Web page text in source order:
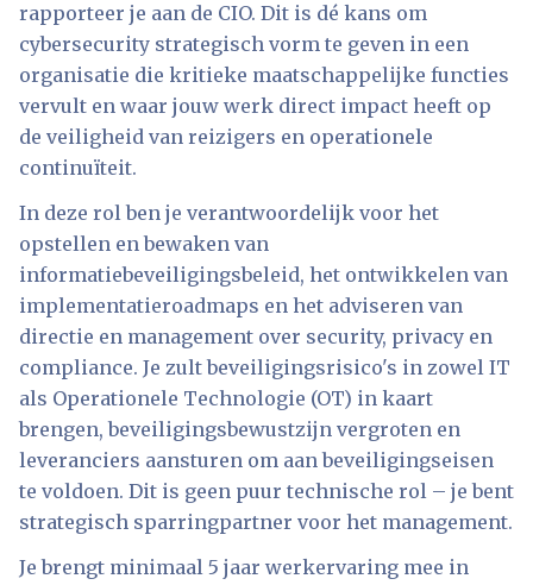
rapporteer je aan de CIO. Dit is dé kans om
cybersecurity strategisch vorm te geven in een
organisatie die kritieke maatschappelijke functies
vervult en waar jouw werk direct impact heeft op
de veiligheid van reizigers en operationele
continuïteit.
In deze rol ben je verantwoordelijk voor het
opstellen en bewaken van
informatiebeveiligingsbeleid, het ontwikkelen van
implementatieroadmaps en het adviseren van
directie en management over security, privacy en
compliance. Je zult beveiligingsrisico's in zowel IT
als Operationele Technologie (OT) in kaart
brengen, beveiligingsbewustzijn vergroten en
leveranciers aansturen om aan beveiligingseisen
te voldoen. Dit is geen puur technische rol – je bent
strategisch sparringpartner voor het management.
Je brengt minimaal 5 jaar werkervaring mee in